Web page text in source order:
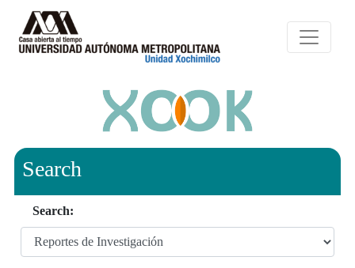
Search
Search: